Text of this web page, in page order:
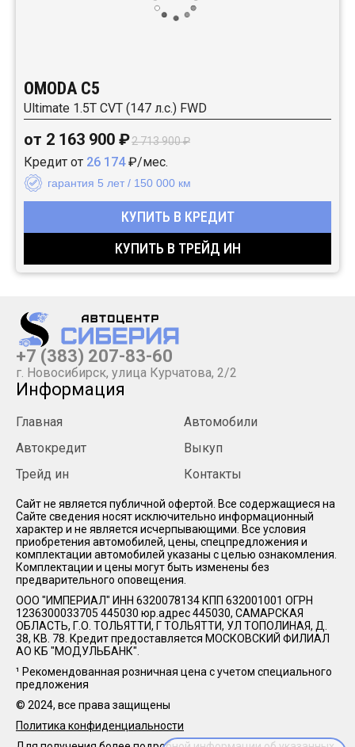
OMODA C5
Ultimate 1.5T CVT (147 л.с.) FWD
от 2 163 900 ₽2 713 900 ₽
Кредит от 26 174₽/мес.
гарантия 5 лет / 150 000 км
КУПИТЬ В КРЕДИТ
КУПИТЬ В ТРЕЙД ИН
+7 (383) 207-83-60
г. Новосибирск, улица Курчатова, 2/2
Информация
Главная
Автомобили
Автокредит
Выкуп
Трейд ин
Контакты
Cайт не является публичной офертой. Все содержащиеся на
Сайте сведения носят исключительно информационный
характер и не является исчерпывающими. Все условия
приобретения автомобилей, цены, спецпредложения и
комплектации автомобилей указаны с целью ознакомления.
Комплектации и цены могут быть изменены без
предварительного оповещения.
ООО "ИМПЕРИАЛ" ИНН 6320078134 КПП 632001001 ОГРН
1236300033705 445030 юр.адрес 445030, САМАРСКАЯ
ОБЛАСТЬ, Г.О. ТОЛЬЯТТИ, Г ТОЛЬЯТТИ, УЛ ТОПОЛИНАЯ, Д.
38, КВ. 78. Кредит предоставляется МОСКОВСКИЙ ФИЛИАЛ
АО КБ "МОДУЛЬБАНК".
¹ Рекомендованная розничная цена с учетом специального
предложения
© 2024, все права защищены
Политика конфиденциальности